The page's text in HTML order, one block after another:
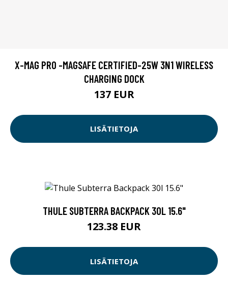
X-MAG PRO -MAGSAFE CERTIFIED-25W 3N1 WIRELESS
CHARGING DOCK
137 EUR
LISÄTIETOJA
THULE SUBTERRA BACKPACK 30L 15.6"
123.38 EUR
LISÄTIETOJA